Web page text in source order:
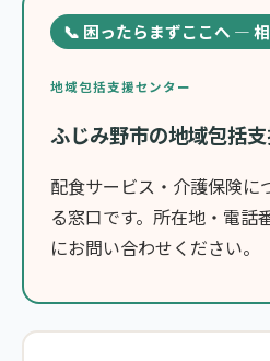
📞 困ったらまずここへ —
地域包括支援センター
ふじみ野市の地域包括
配食サービス・介護保険に
る窓口です。所在地・電話
にお問い合わせください。